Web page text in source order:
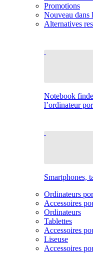
Promotions
Nouveau dans
Alternatives
Notebook
l’ordinateur
Smartphones,
Ordinateurs
Accessoires
Ordinateurs
Tablettes
Accessoires
Liseuse
Accessoires